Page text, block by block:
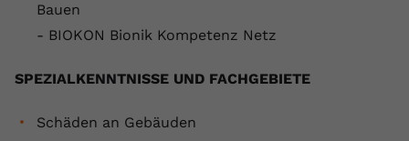
Bauen
- BIOKON Bionik Kompetenz Netz
SPEZIALKENNTNISSE UND FACHGEBIETE
Schäden an Gebäuden